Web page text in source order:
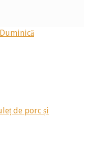
de porc și